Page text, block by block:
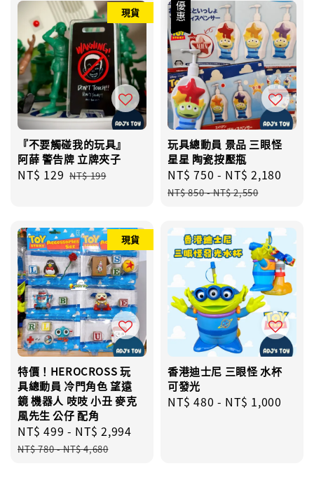
現貨
『不要觸碰我的玩具』
阿薛 警告牌 立牌夾子
Sale
NT$ 129 Regular
NT$ 199
優惠
玩具總動員 景品 三眼怪
星星 陶瓷按壓瓶
Sale
price
NT$ 750 - NT$ 2,180
NT$ 850-NT$ 2,550
現貨
特價！HEROCROSS 玩
具總動員 冷門角色 望遠
鏡 機器人 吱吱 小丑 麥克
風先生 公仔 配角
Sale
price
NT$ 499 - NT$ 2,994
NT$ 780-NT$ 4,680
香港迪士尼 三眼怪 水杯
可發光
Regular
NT$ 480 - NT$ 1,000